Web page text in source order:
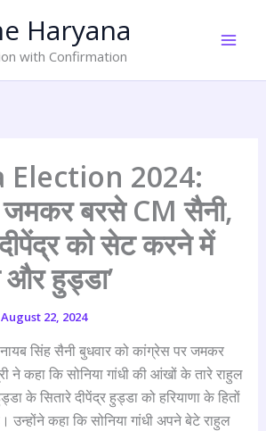
Haryana
with Confirmation
Election 2024:
बरसे CM सैनी,
को सेट करने में
और हुड्डा’
August 22, 2024
सिंह सैनी बुधवार को कांग्रेस पर जमकर
ने कहा कि सोनिया गांधी की आंखों के तारे राहुल
के सितारे दीपेंद्र हुड्डा को हरियाणा के हितों
उन्होंने कहा कि सोनिया गांधी अपने बेटे राहुल